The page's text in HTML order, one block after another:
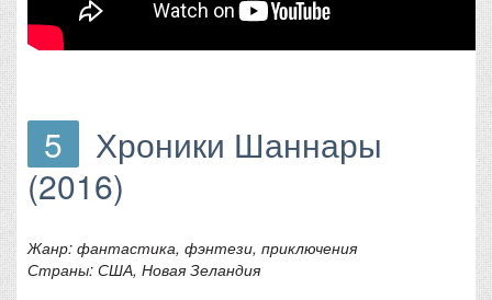
5
Хроники Шаннары
(2016)
Жанр: фантастика, фэнтези, приключения
Страны: США, Новая Зеландия